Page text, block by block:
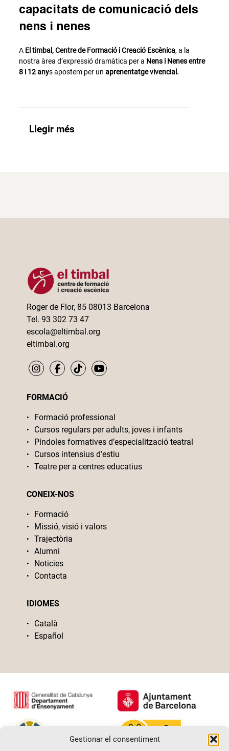
Gestionar el consentiment
capacitats de comunicació dels
nens i nenes
A El timbal, Centre de Formació i Creació Escènica, a la
nostra àrea d’expressió dramàtica per a Nens i Nenes entre
8 i 12 anys apostem per unaprenentatge vivencial.
Llegir més
Roger de Flor, 85 08013 Barcelona
Tel. 93 302 73 47
escola@eltimbal.org
eltimbal.org
FORMACIÓ
Formació professional
Cursos regulars per adults, joves i infants
Píndoles formatives d’especialització teatral
Cursos intensius d’estiu
Teatre per a centres educatius
CONEIX-NOS
Formació
Missió, visió i valors
Trajectòria
Alumni
Noticies
Contacta
IDIOMES
Català
Español